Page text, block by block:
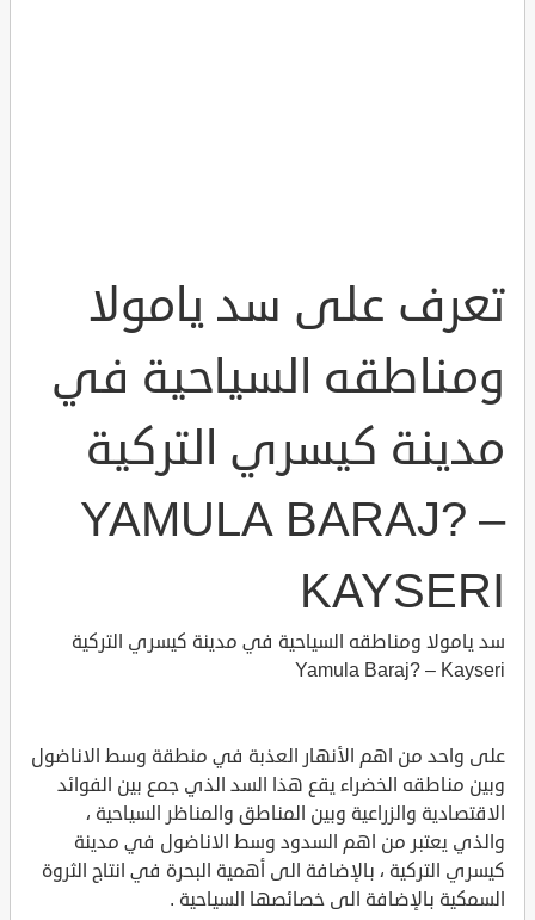
تعرف على سد يامولا
ومناطقه السياحية في
مدينة كيسري التركية
YAMULA BARAJ? –
KAYSERI
سد يامولا ومناطقه السياحية في مدينة كيسري التركية
Yamula Baraj? – Kayseri
على واحد من اهم الأنهار العذبة في منطقة وسط الاناضول
وبين مناطقه الخضراء يقع هذا السد الذي جمع بين الفوائد
الاقتصادية والزراعية وبين المناطق والمناظر السياحية ،
والذي يعتبر من اهم السدود وسط الاناضول في مدينة
كيسري التركية ، بالإضافة الى أهمية البحرة في انتاج الثروة
السمكية بالإضافة الى خصائصها السياحية .